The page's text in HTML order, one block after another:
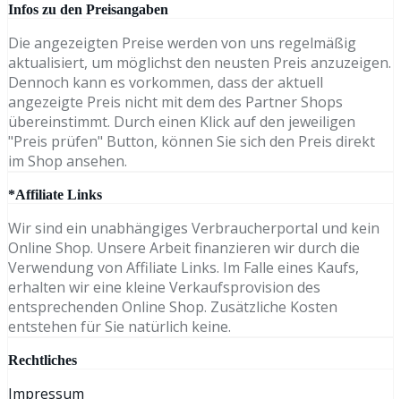
Infos zu den Preisangaben
Die angezeigten Preise werden von uns regelmäßig
aktualisiert, um möglichst den neusten Preis anzuzeigen.
Dennoch kann es vorkommen, dass der aktuell
angezeigte Preis nicht mit dem des Partner Shops
übereinstimmt. Durch einen Klick auf den jeweiligen
"Preis prüfen" Button, können Sie sich den Preis direkt
im Shop ansehen.
*Affiliate Links
Wir sind ein unabhängiges Verbraucherportal und kein
Online Shop. Unsere Arbeit finanzieren wir durch die
Verwendung von Affiliate Links. Im Falle eines Kaufs,
erhalten wir eine kleine Verkaufsprovision des
entsprechenden Online Shop. Zusätzliche Kosten
entstehen für Sie natürlich keine.
Rechtliches
Impressum